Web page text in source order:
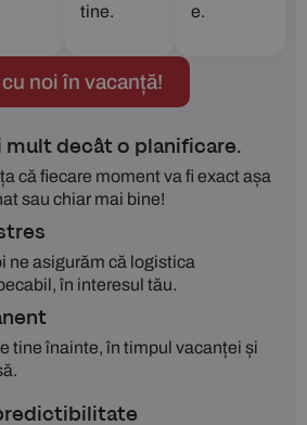
tine. e.
noi în vacanță!
decât o planificare.
că fiecare moment va fi exact așa
sau chiar mai bine!
ne asigurăm că logistica
în interesul tău.
tine înainte, în timpul vacanței și